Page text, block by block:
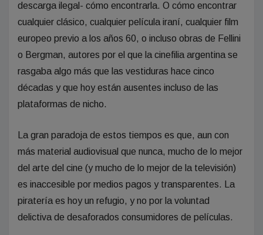
descarga ilegal- cómo encontrarla. O cómo encontrar
cualquier clásico, cualquier película iraní, cualquier film
europeo previo a los años 60, o incluso obras de Fellini
o Bergman, autores por el que la cinefilia argentina se
rasgaba algo más que las vestiduras hace cinco
décadas y que hoy están ausentes incluso de las
plataformas de nicho.
La gran paradoja de estos tiempos es que, aun con
más material audiovisual que nunca, mucho de lo mejor
del arte del cine (y mucho de lo mejor de la televisión)
es inaccesible por medios pagos y transparentes. La
piratería es hoy un refugio, y no por la voluntad
delictiva de desaforados consumidores de películas.